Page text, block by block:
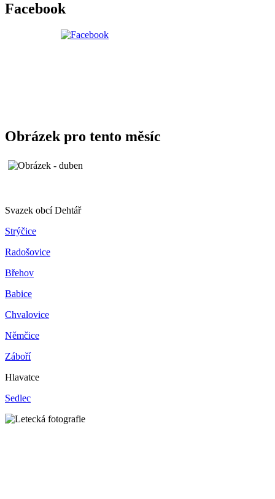
Facebook
Obrázek pro tento měsíc
Svazek obcí Dehtář
Strýčice
Radošovice
Břehov
Babice
Chvalovice
Němčice
Záboří
Hlavatce
Sedlec